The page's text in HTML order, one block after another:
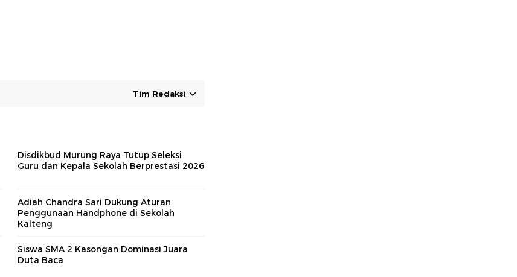
Tim Redaksi
Disdikbud Murung Raya Tutup Seleksi
Guru dan Kepala Sekolah Berprestasi 2026
Adiah Chandra Sari Dukung Aturan
Penggunaan Handphone di Sekolah
Kalteng
Siswa SMA 2 Kasongan Dominasi Juara
Duta Baca